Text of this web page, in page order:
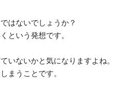
はないでしょうか？
という発想です。
いないかと気になりますよね。
まうことです。